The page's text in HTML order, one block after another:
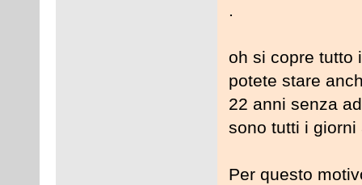
.
oh si copre tutto
potete stare
22 anni senza
sono tutti i giorni
Per questo